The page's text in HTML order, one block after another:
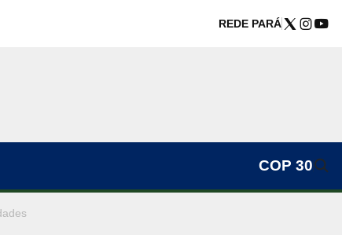
REDE PARÁ
COP 30